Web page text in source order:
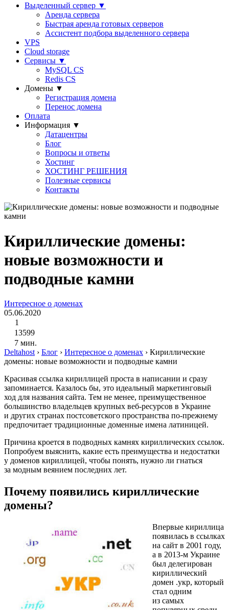
Выделенный сервер ▼
Аренда сервера
Быстрая аренда готовых серверов
Ассистент подбора выделенного сервера
VPS
Cloud storage
Сервисы ▼
MySQL CS
Redis CS
Домены ▼
Регистрация домена
Перенос домена
Оплата
Информация ▼
Датацентры
Блог
Вопросы и ответы
Хостинг
ХОСТИНГ РЕШЕНИЯ
Полезные сервисы
Контакты
Кириллические домены:
новые возможности и
подводные камни
Интересное о доменах
05.06.2020
1
13599
7 мин.
Deltahost› Блог › Интересное о доменах › Кириллические
домены: новые возможности и подводные камни
Красивая ссылка кириллицей проста в написании и сразу
запоминается. Казалось бы, это идеальный маркетинговый
ход для названия сайта. Тем не менее, преимущественное
большинство владельцев крупных веб-ресурсов в Украине
и других странах постсоветского пространства по-прежнему
предпочитает традиционные доменные имена латиницей.
Причина кроется в подводных камнях кириллических ссылок.
Попробуем выяснить, какие есть преимущества и недостатки
у доменов кириллицей, чтобы понять, нужно ли гнаться
за модным веянием последних лет.
Почему появились кириллические
домены?
Впервые кириллица
появилась в ссылках
на сайт в 2001 году,
а в 2013-м Украине
был делегирован
кириллический
домен .укр, который
стал одним
из самых